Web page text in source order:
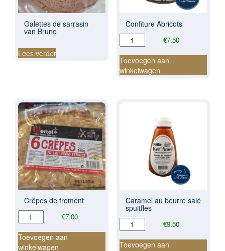
Galettes de sarrasin
van Bruno
Lees verder
Confiture Abricots
€7.50
Confiture
Abricots
aantal
Toevoegen aan
winkelwagen
Crêpes de froment
€7.00
Crêpes
de
froment
aantal
Toevoegen aan
winkelwagen
Caramel au beurre salé
spuitfles
€9.50
Caramel
au
beurre
Toevoegen aan